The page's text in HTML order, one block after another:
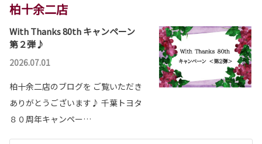
柏十余二店
With Thanks 80th キャンペーン
第２弾♪
2026.07.01
柏十余二店のブログを ご覧いただき
ありがとうございます♪ 千葉トヨタ
８０周年キャンペー…